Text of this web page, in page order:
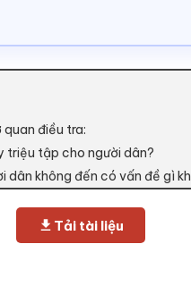
quan điều tra:
triệu tập cho người dân?
dân không đến có vấn đề gì
Tải tài liệu